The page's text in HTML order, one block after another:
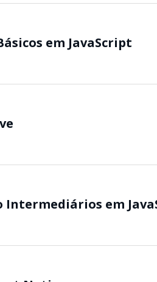
em JavaScript
Intermediários em